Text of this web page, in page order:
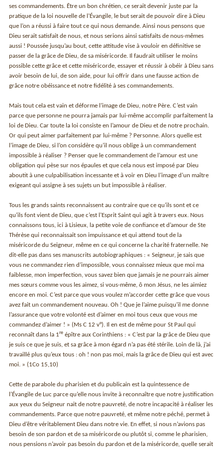
ses commandements. Être un bon chrétien, ce serait devenir juste par la
pratique de la loi nouvelle de l’Évangile, le but serait de pouvoir dire à Dieu
que l’on a réussi à faire tout ce qui nous demande. Ainsi nous pensons que
Dieu serait satisfait de nous, et nous serions ainsi satisfaits de nous-mêmes
aussi ! Poussée jusqu’au bout, cette attitude vise à vouloir en définitive se
passer de la grâce de Dieu, de sa miséricorde. Il faudrait utiliser le moins
possible cette grâce et cette miséricorde, essayer et réussir à obéir à Dieu sans
avoir besoin de lui, de son aide, pour lui offrir dans une fausse action de
grâce notre obéissance et notre fidélité à ses commandements.
Mais tout cela est vain et déforme l’image de Dieu, notre Père. C’est vain
parce que personne ne pourra jamais par lui-même accomplir parfaitement la
loi de Dieu. Car toute la loi consiste en l’amour de Dieu et de notre prochain.
Or qui peut aimer parfaitement par lui-même ? Personne. Alors quelle est
l’image de Dieu, si l’on considère qu’il nous oblige à un commandement
impossible à réaliser ? Penser que le commandement de l’amour est une
obligation qui pèse sur nos épaules et que cela nous est imposé par Dieu
aboutit à une culpabilisation incessante et à voir en Dieu l’image d’un maître
exigeant qui assigne à ses sujets un but impossible à réaliser.
Tous les grands saints reconnaissent au contraire que ce qu’ils sont et ce
qu’ils font vient de Dieu, que c’est l’Esprit Saint qui agit à travers eux. Nous
connaissons tous, ici à Lisieux, la petite voie de confiance et d’amour de Ste
Thérèse qui reconnaissait son impuissance et qui attend tout de la
miséricorde du Seigneur, même en ce qui concerne la charité fraternelle. Ne
dit-elle pas dans ses manuscrits autobiographiques : « Seigneur, je sais que
vous ne commandez rien d’impossible, vous connaissez mieux que moi ma
faiblesse, mon imperfection, vous savez bien que jamais je ne pourrais aimer
mes sœurs comme vous les aimez, si vous-même, ô mon Jésus, ne les aimiez
encore en moi. C’est parce que vous voulez m’accorder cette grâce que vous
avez fait un commandement nouveau. Oh ! Que je l’aime puisqu’il me donne
l’assurance que votre volonté est d’aimer en moi tous ceux que vous me
commandez d’aimer ! » (Ms C 12 v°). Il en est de même pour St Paul qui
reconnaît dans la 1re épître aux Corinthiens : « C’est par la grâce de Dieu que
je suis ce que je suis, et sa grâce à mon égard n’a pas été stérile. Loin de là, j’ai
travaillé plus qu’eux tous : oh ! non pas moi, mais la grâce de Dieu qui est avec
moi. » (1Co 15,10)
Cette de parabole du pharisien et du publicain est la quintessence de
l’Évangile de Luc parce qu’elle nous invite à reconnaître que notre justification
aux yeux du Seigneur nait de notre pauvreté, de notre incapacité à réaliser les
commandements. Parce que notre pauvreté, et même notre péché, permet à
Dieu d’être véritablement Dieu dans notre vie. En effet, si nous n’avions pas
besoin de son pardon et de sa miséricorde ou plutôt si, comme le pharisien,
nous pensions n’avoir pas besoin du pardon et de la miséricorde, quelle serait